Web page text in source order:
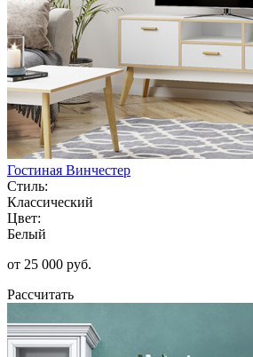
Гостиная Винчестер
Стиль:
Классический
Цвет:
Белый
от 25 000 руб.
Рассчитать